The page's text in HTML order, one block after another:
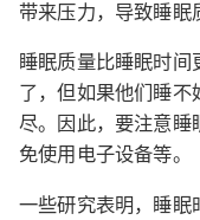
带来压力，导致睡眠
睡眠质量比睡眠时
了，但如果他们睡不
尽。因此，要注意睡
免使用电子设备等。
一些研究表明，睡眠